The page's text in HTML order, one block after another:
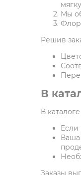
Мы
Решив
В
В
Если
Ваша
Заказы